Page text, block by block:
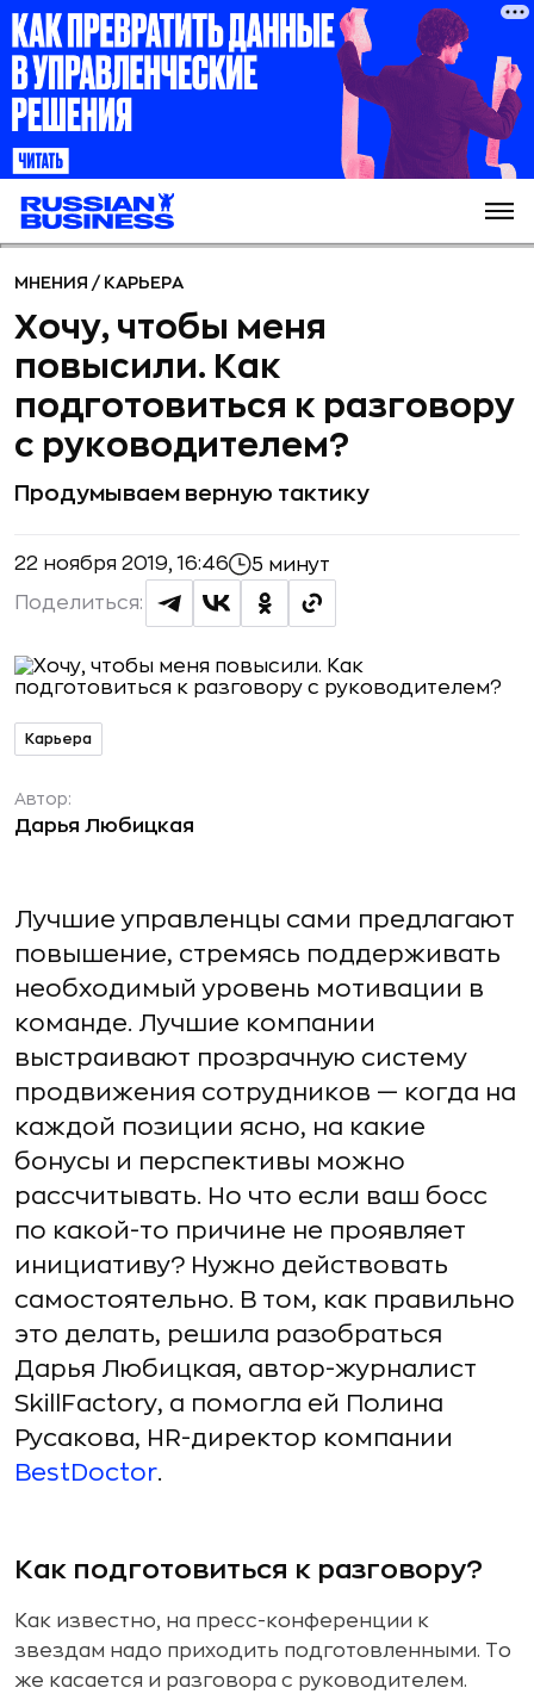
МНЕНИЯ / КАРЬЕРА
Хочу, чтобы меня
повысили. Как
подготовиться к разговору
с руководителем?
Продумываем верную тактику
22 ноября 2019, 16:46 5 минут
Поделиться:
Карьера
Автор:
Дарья Любицкая
Лучшие управленцы сами предлагают
повышение, стремясь поддерживать
необходимый уровень мотивации в
команде. Лучшие компании
выстраивают прозрачную систему
продвижения сотрудников — когда на
каждой позиции ясно, на какие
бонусы и перспективы можно
рассчитывать. Но что если ваш босс
по какой-то причине не проявляет
инициативу? Нужно действовать
самостоятельно. В том, как правильно
это делать, решила разобраться
Дарья Любицкая, автор-журналист
SkillFactory, а помогла ей Полина
Русакова, HR-директор компании
BestDoctor.
Как подготовиться к разговору?
Как известно, на пресс-конференции к
звездам надо приходить подготовленными. То
же касается и разговора с руководителем.